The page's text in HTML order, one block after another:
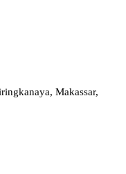
Makassar,